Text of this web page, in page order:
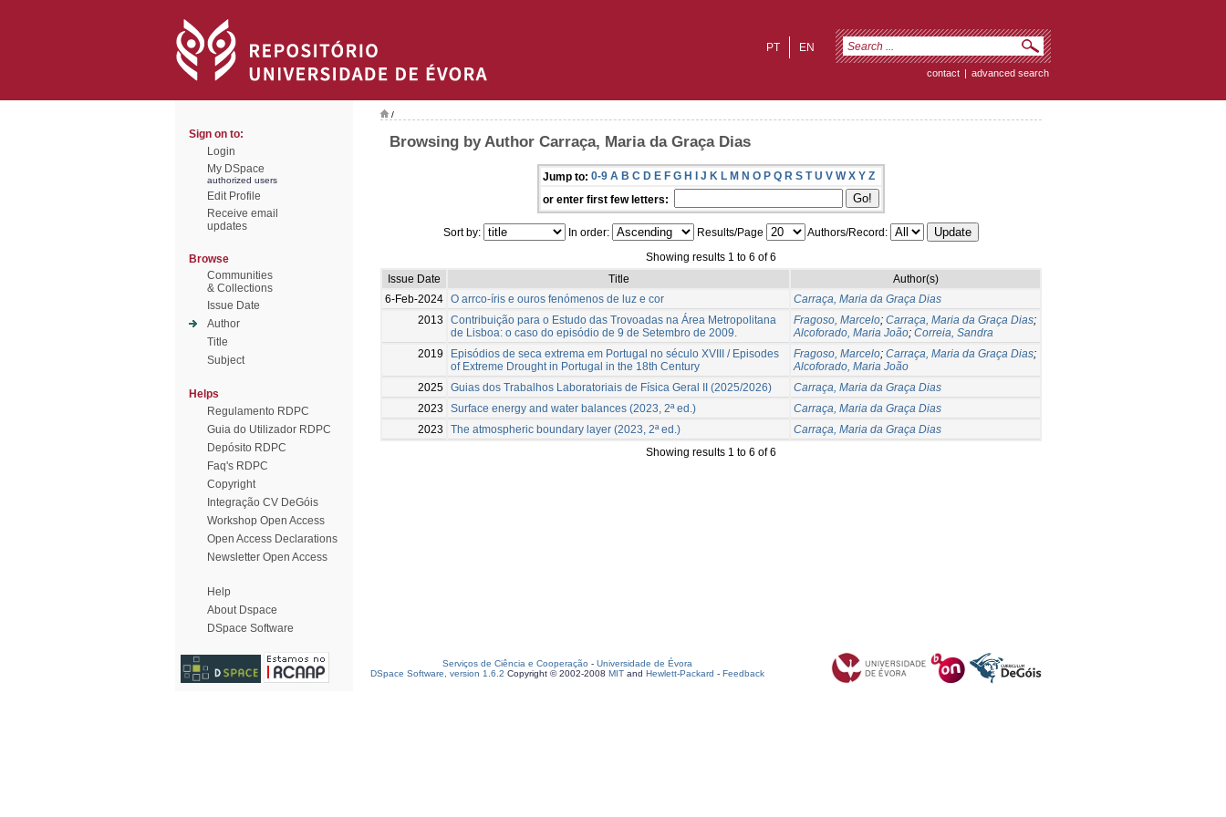
EN
PT
contact | advanced search
Sign on to:
Login
My DSpace
authorized users
Edit Profile
Receive email
updates
Browse
Communities
& Collections
Issue Date
Author
Title
Subject
Helps
Regulamento RDPC
Guia do Utilizador RDPC
Depósito RDPC
Faq's RDPC
Copyright
Integração CV DeGóis
Workshop Open Access
Open Access Declarations
Newsletter Open Access
Help
About Dspace
DSpace Software
/
Browsing by Author Carraça, Maria da Graça Dias
Jump to: 0-9 A B C D E F G H I J K L M N O P Q R S T U V W X Y Z
or enter first few letters:
Sort by: In order: Results/Page
Authors/Record:
Showing results 1 to 6 of 6
Issue Date
Title
Author(s)
6-Feb-2024 O arrco-íris e ouros fenómenos de luz e cor
Carraça, Maria da Graça Dias
2013
Contribuição para o Estudo das Trovoadas na Área Metropolitana
de Lisboa: o caso do episódio de 9 de Setembro de 2009.
Fragoso, Marcelo; Carraça, Maria da Graça Dias;
Alcoforado, Maria João; Correia, Sandra
2019
Episódios de seca extrema em Portugal no século XVIII / Episodes
of Extreme Drought in Portugal in the 18th Century
Fragoso, Marcelo; Carraça, Maria da Graça Dias;
Alcoforado, Maria João
2025 Guias dos Trabalhos Laboratoriais de Física Geral II (2025/2026)
Carraça, Maria da Graça Dias
2023
Surface energy and water balances (2023, 2ª ed.)
Carraça, Maria da Graça Dias
2023
The atmospheric boundary layer (2023, 2ª ed.)
Carraça, Maria da Graça Dias
Showing results 1 to 6 of 6
Serviços de Ciência e Cooperação - Universidade de Évora
DSpace Software, version 1.6.2 Copyright © 2002-2008 MIT and Hewlett-Packard - Feedback